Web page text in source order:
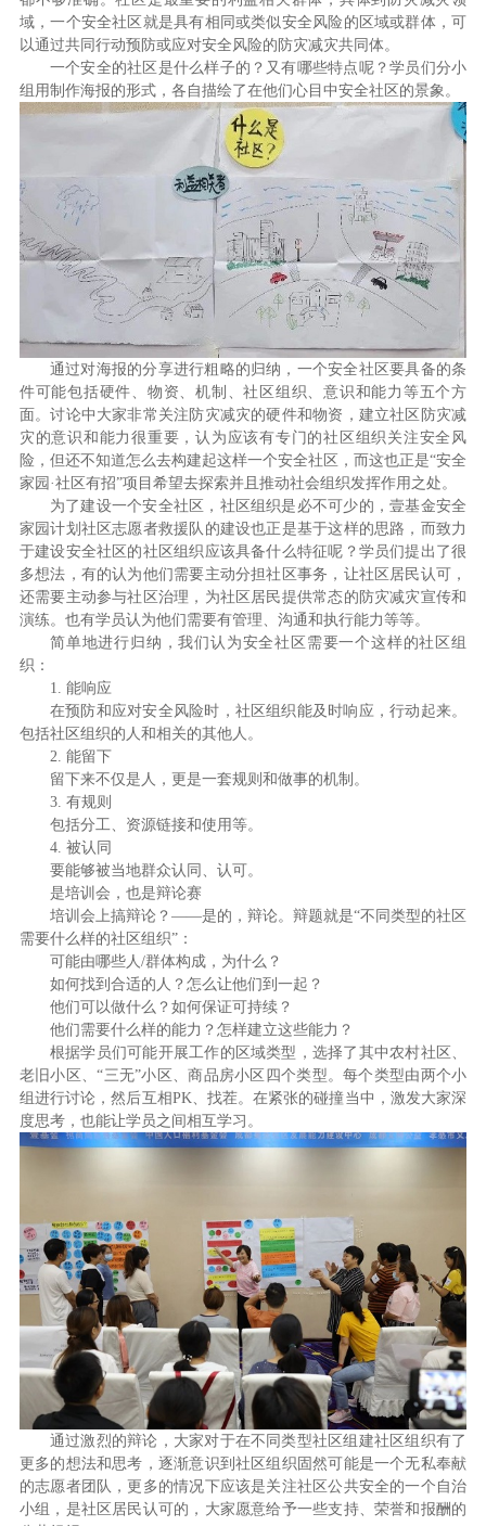
域，一个安全社区就是具有相同或类似安全风险的区域或群体，可
以通过共同行动预防或应对安全风险的防灾减灾共同体。
一个安全的社区是什么样子的？又有哪些特点呢？学员们分小
组用制作海报的形式，各自描绘了在他们心目中安全社区的景象。
通过对海报的分享进行粗略的归纳，一个安全社区要具备的条
件可能包括硬件、物资、机制、社区组织、意识和能力等五个方
面。讨论中大家非常关注防灾减灾的硬件和物资，建立社区防灾减
灾的意识和能力很重要，认为应该有专门的社区组织关注安全风
险，但还不知道怎么去构建起这样一个安全社区，而这也正是“安全
家园·社区有招”项目希望去探索并且推动社会组织发挥作用之处。
为了建设一个安全社区，社区组织是必不可少的，壹基金安全
家园计划社区志愿者救援队的建设也正是基于这样的思路，而致力
于建设安全社区的社区组织应该具备什么特征呢？学员们提出了很
多想法，有的认为他们需要主动分担社区事务，让社区居民认可，
还需要主动参与社区治理，为社区居民提供常态的防灾减灾宣传和
演练。也有学员认为他们需要有管理、沟通和执行能力等等。
简单地进行归纳，我们认为安全社区需要一个这样的社区组
织：
1. 能响应
在预防和应对安全风险时，社区组织能及时响应，行动起来。
包括社区组织的人和相关的其他人。
2. 能留下
留下来不仅是人，更是一套规则和做事的机制。
3. 有规则
包括分工、资源链接和使用等。
4. 被认同
要能够被当地群众认同、认可。
是培训会，也是辩论赛
培训会上搞辩论？——是的，辩论。辩题就是“不同类型的社区
需要什么样的社区组织”：
可能由哪些人/群体构成，为什么？
如何找到合适的人？怎么让他们到一起？
他们可以做什么？如何保证可持续？
他们需要什么样的能力？怎样建立这些能力？
根据学员们可能开展工作的区域类型，选择了其中农村社区、
老旧小区、“三无”小区、商品房小区四个类型。每个类型由两个小
组进行讨论，然后互相PK、找茬。在紧张的碰撞当中，激发大家深
度思考，也能让学员之间相互学习。
通过激烈的辩论，大家对于在不同类型社区组建社区组织有了
更多的想法和思考，逐渐意识到社区组织固然可能是一个无私奉献
的志愿者团队，更多的情况下应该是关注社区公共安全的一个自治
小组，是社区居民认可的，大家愿意给予一些支持、荣誉和报酬的